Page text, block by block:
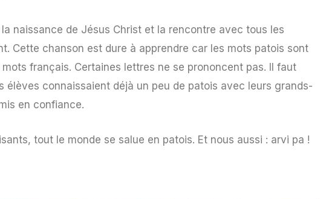
naissance de Jésus Christ et la rencontre avec tous les
Cette chanson est dure à apprendre car les mots patois sont
français. Certaines lettres ne se prononcent pas. Il faut
élèves connaissaient déjà un peu de patois avec leurs grands-
en confiance.
tout le monde se salue en patois. Et nous aussi : arvi pa !